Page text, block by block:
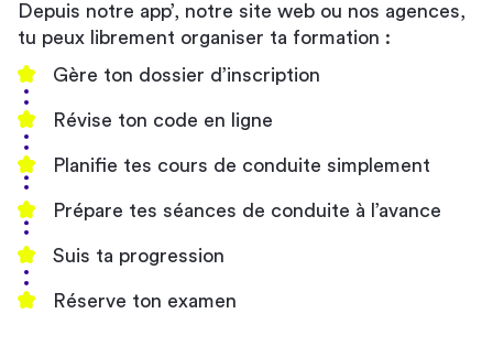
Depuis notre app’, notre site web ou nos agences,
tu peux librement organiser ta formation :
Gère ton dossier d’inscription
Révise ton code en ligne
Planifie tes cours de conduite simplement
Prépare tes séances de conduite à l’avance
Suis ta progression
Réserve ton examen